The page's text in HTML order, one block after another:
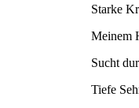
Starke
Meinem
Sucht
Tiefe